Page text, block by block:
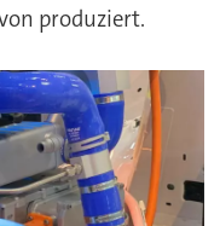
produziert.